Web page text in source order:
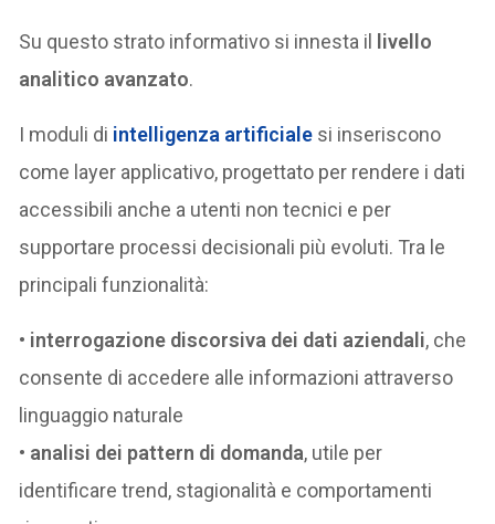
Su questo strato informativo si innesta il
livello
analitico avanzato.
I moduli di intelligenza artificiale si inseriscono
come layer applicativo, progettato per rendere i dati
accessibili anche a utenti non tecnici e per
supportare processi decisionali più evoluti. Tra le
principali funzionalità:
• interrogazione discorsiva dei dati aziendali, che
consente di accedere alle informazioni attraverso
linguaggio naturale
• analisi dei pattern di domanda, utile per
identificare trend, stagionalità e comportamenti